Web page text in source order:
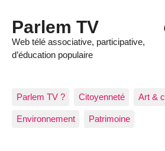
Parlem TV
Web télé associative, participative,
d’éducation populaire
Parlem TV ? Citoyenneté Art &
Environnement Patrimoine